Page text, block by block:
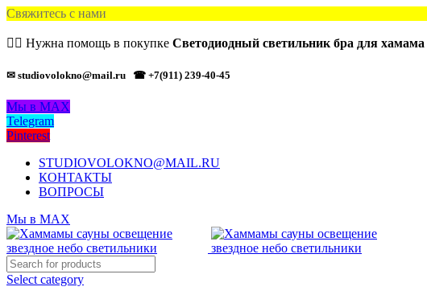
Свяжитесь с нами
🙋‍♂️ Нужна помощь в покупке Светодиодный светильник бра для
✉ studiovolokno@mail.ru ☎ +7(911) 239-40-45
Мы в MAX
Telegram
Pinterest
STUDIOVOLOKNO@MAIL.RU
КОНТАКТЫ
ВОПРОСЫ
Мы в MAX
Select category